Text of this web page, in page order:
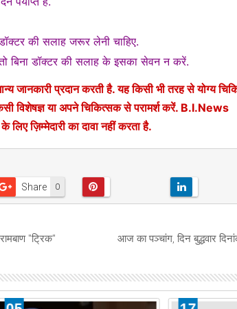
की सलाह जरूर लेनी चाहिए.
बिना डॉक्टर की सलाह के इसका सेवन न करें.
जानकारी प्रदान करती है. यह किसी भी तरह से योग्य
विशेषज्ञ या अपने चिकित्सक से परामर्श करें. B.I.News
ज़िम्मेदारी का दावा नहीं करता है.
0
Share
"ट्रिक"
आज का पञ्चांग, दिन बुद्धवार